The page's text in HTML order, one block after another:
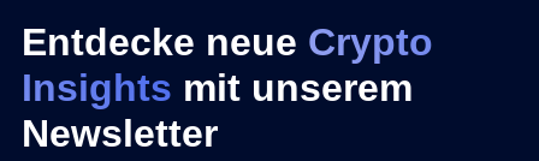
Entdecke neue Crypto
Insights mit unserem
Newsletter